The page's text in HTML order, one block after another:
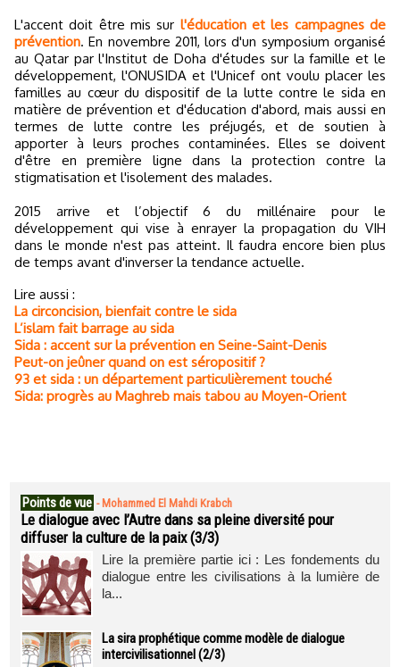
L'accent doit être mis sur l'éducation et les campagnes de
prévention. En novembre 2011, lors d'un symposium organisé
au Qatar par l'Institut de Doha d'études sur la famille et le
développement, l'ONUSIDA et l'Unicef ont voulu placer les
familles au cœur du dispositif de la lutte contre le sida en
matière de prévention et d'éducation d'abord, mais aussi en
termes de lutte contre les préjugés, et de soutien à
apporter à leurs proches contaminées. Elles se doivent
d'être en première ligne dans la protection contre la
stigmatisation et l'isolement des malades.
2015 arrive et l’objectif 6 du millénaire pour le
développement qui vise à enrayer la propagation du VIH
dans le monde n'est pas atteint. Il faudra encore bien plus
de temps avant d'inverser la tendance actuelle.
Lire aussi :
La circoncision, bienfait contre le sida
L’islam fait barrage au sida
Sida : accent sur la prévention en Seine-Saint-Denis
Peut-on jeûner quand on est séropositif ?
93 et sida : un département particulièrement touché
Sida: progrès au Maghreb mais tabou au Moyen-Orient
Points de vue - Mohammed El Mahdi Krabch
Le dialogue avec l’Autre dans sa pleine diversité pour
diffuser la culture de la paix (3/3)
Lire la première partie ici : Les fondements du
dialogue entre les civilisations à la lumière de
la...
La sira prophétique comme modèle de dialogue
intercivilisationnel (2/3)